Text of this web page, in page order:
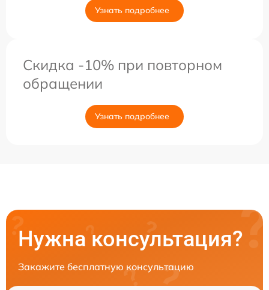
Узнать подробнее
Скидка -10% при повторном
обращении
Узнать подробнее
Нужна консультация?
Закажите бесплатную консультацию